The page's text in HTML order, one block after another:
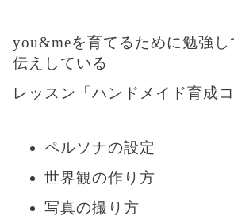
you&meを育てるために勉強
伝えしている
レッスン「ハンドメイド育成
ペルソナの設定
世界観の作り方
写真の撮り方